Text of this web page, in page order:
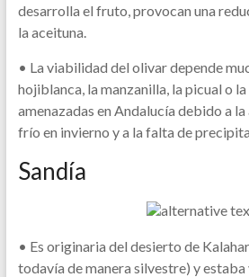
desarrolla el fruto, provocan una
la aceituna.
• La viabilidad del olivar depende
hojiblanca, la manzanilla, la picual o
amenazadas en Andalucía debido a la
frío en invierno y a la falta de
Sandía
• Es originaria del desierto de
todavía de manera silvestre) y estaba